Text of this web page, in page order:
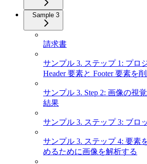
Sample 3
請求書
サンプル 3. ステップ 1: プロ
Header 要素と Footer 要素を
サンプル 3. Step 2: 画像の視
結果
サンプル 3. ステップ 3: ブロ
サンプル 3. ステップ 4: 要素
めるために画像を解析する